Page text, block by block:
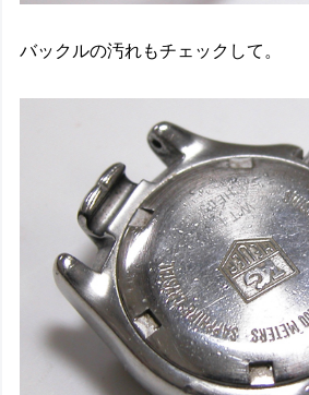
バックルの汚れもチェックして。